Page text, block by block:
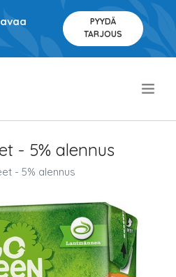
PYYDÄ
TARJOUS
- 5% alennus
- 5% alennus